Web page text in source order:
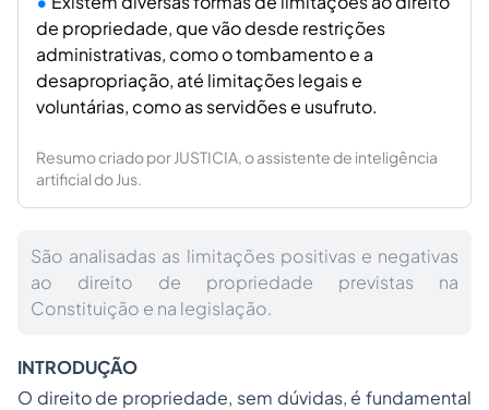
de propriedade, que vão desde restrições
administrativas, como o tombamento e a
desapropriação, até limitações legais e
voluntárias, como as servidões e usufruto.
Resumo criado por JUSTICIA, o assistente de inteligência
artificial do Jus.
São analisadas as limitações positivas e negativas
ao direito de propriedade previstas na
Constituição e na legislação.
INTRODUÇÃO
O direito de propriedade, sem dúvidas, é fundamental